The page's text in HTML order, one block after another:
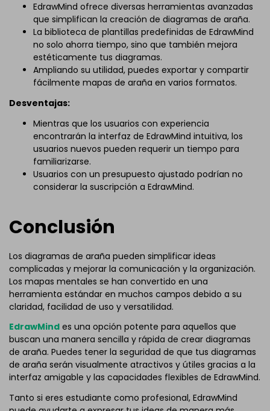
EdrawMind ofrece diversas herramientas avanzadas
que simplifican la creación de diagramas de araña.
La biblioteca de plantillas predefinidas de EdrawMind
no solo ahorra tiempo, sino que también mejora
estéticamente tus diagramas.
Ampliando su utilidad, puedes exportar y compartir
fácilmente mapas de araña en varios formatos.
Desventajas:
Mientras que los usuarios con experiencia
encontrarán la interfaz de EdrawMind intuitiva, los
usuarios nuevos pueden requerir un tiempo para
familiarizarse.
Usuarios con un presupuesto ajustado podrían no
considerar la suscripción a EdrawMind.
Conclusión
Los diagramas de araña pueden simplificar ideas
complicadas y mejorar la comunicación y la organización.
Los mapas mentales se han convertido en una
herramienta estándar en muchos campos debido a su
claridad, facilidad de uso y versatilidad.
EdrawMind es una opción potente para aquellos que
buscan una manera sencilla y rápida de crear diagramas
de araña. Puedes tener la seguridad de que tus diagramas
de araña serán visualmente atractivos y útiles gracias a la
interfaz amigable y las capacidades flexibles de EdrawMind.
Tanto si eres estudiante como profesional, EdrawMind